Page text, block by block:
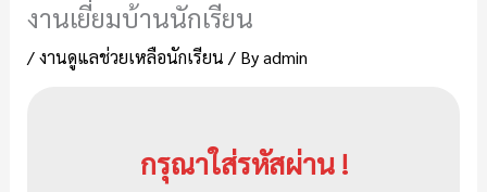
งานเยี่ยมบ้านนักเรียน
/งานดูแลช่วยเหลือนักเรียน / Byadmin
กรุณาใส่รหัสผ่าน !